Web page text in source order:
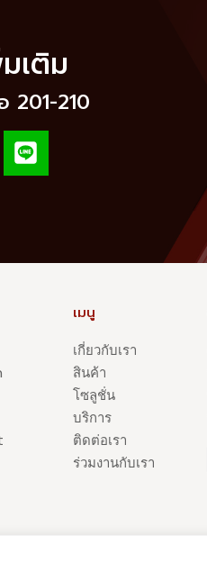
เติม
201-210
เมนู
เกี่ยวกับเรา
สินค้า
โซลูชั่น
บริการ
ติดต่อเรา
ร่วมงานกับเรา